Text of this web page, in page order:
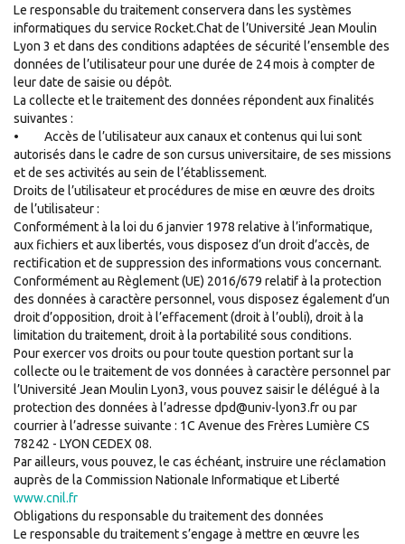
Le responsable du traitement conservera dans les systèmes
informatiques du service Rocket.Chat de l’Université Jean Moulin
Lyon 3 et dans des conditions adaptées de sécurité l’ensemble des
données de l’utilisateur pour une durée de 24 mois à compter de
leur date de saisie ou dépôt.
La collecte et le traitement des données répondent aux finalités
suivantes :
• Accès de l’utilisateur aux canaux et contenus qui lui sont
autorisés dans le cadre de son cursus universitaire, de ses missions
et de ses activités au sein de l’établissement.
Droits de l’utilisateur et procédures de mise en œuvre des droits
de l’utilisateur :
Conformément à la loi du 6 janvier 1978 relative à l’informatique,
aux fichiers et aux libertés, vous disposez d’un droit d’accès, de
rectification et de suppression des informations vous concernant.
Conformément au Règlement (UE) 2016/679 relatif à la protection
des données à caractère personnel, vous disposez également d’un
droit d’opposition, droit à l’effacement (droit à l’oubli), droit à la
limitation du traitement, droit à la portabilité sous conditions.
Pour exercer vos droits ou pour toute question portant sur la
collecte ou le traitement de vos données à caractère personnel par
l’Université Jean Moulin Lyon3, vous pouvez saisir le délégué à la
protection des données à l’adresse dpd@univ-lyon3.fr ou par
courrier à l’adresse suivante : 1C Avenue des Frères Lumière CS
78242 - LYON CEDEX 08.
Par ailleurs, vous pouvez, le cas échéant, instruire une réclamation
auprès de la Commission Nationale Informatique et Liberté
www.cnil.fr
Obligations du responsable du traitement des données
Le responsable du traitement s’engage à mettre en œuvre les